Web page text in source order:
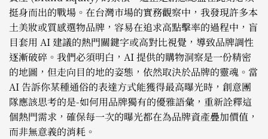
挺身而出的戰場。在台灣市場的實務觀察中，我發現許多本
土美妝或質感選物品牌，容易在追求高點擊率的過程中，盲
目套用 AI 建議的熱門關鍵字或高對比視覺，導致品牌調性
逐漸破碎。我們必須明白，AI 提供的購物洞察是一份精密
的地圖，但走向目的地的姿態，依然取決於品牌的靈魂。當
AI 告訴你某種通俗的表達方式能獲得最高曝光時，創意團
隊應該思考的是-如何用品牌獨有的優雅語彙，重新詮釋這
個熱門需求，確保每一次的曝光都在為品牌資產疊加價值，
而非無意義的消耗。